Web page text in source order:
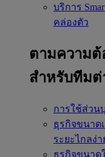
บริการ
คล่องตัว
ตามความต้
สำหรับทีมต่
การใช้ส่วน
ธุรกิจขนาด
ระยะไกลง่
ธุรกิจขนาด